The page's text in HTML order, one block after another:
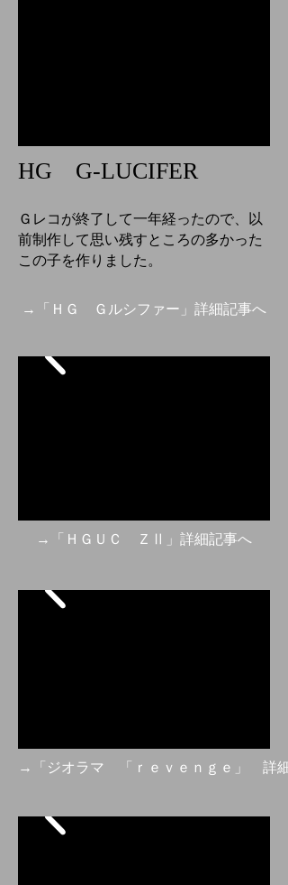
HG G-LUCIFER
Ｇレコが終了して一年経ったので、以
前制作して思い残すところの多かった
この子を作りました。
→「ＨＧ Ｇルシファー」詳細記事へ
→「ＨＧＵＣ ＺⅡ」詳細記事へ
→「ジオラマ 「ｒｅｖｅｎｇｅ」 詳細